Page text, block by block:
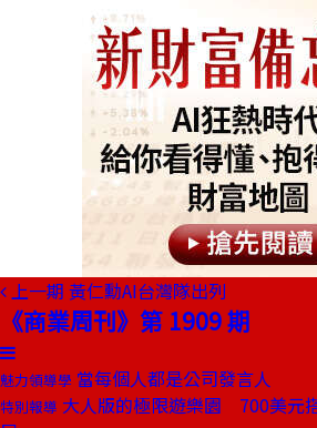
上一期 黃仁勳AI台灣隊出列
《商業周刊》第 1909 期
魅力領導學 當每個人都是公司發言人
特別報導 大人版的極限遊樂園 700美元